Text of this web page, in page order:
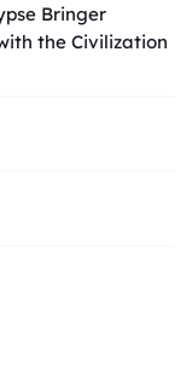
Bringer
the Civilization